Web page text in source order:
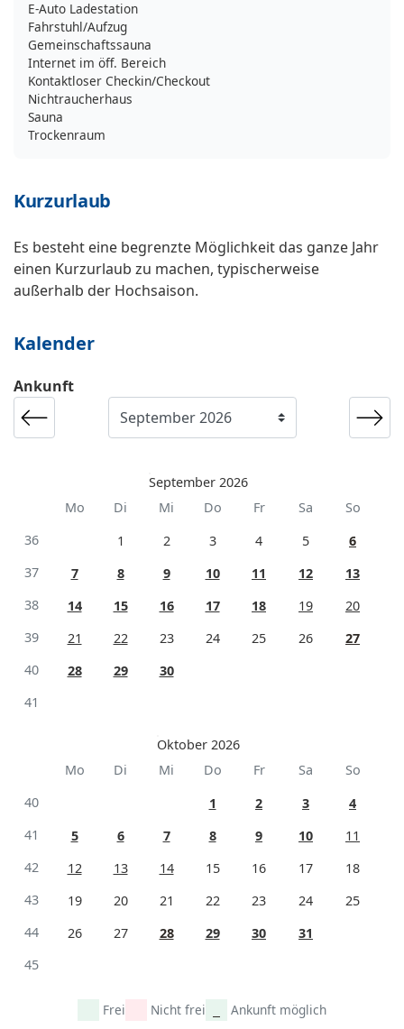
E-Auto Ladestation
Fahrstuhl/Aufzug
Gemeinschaftssauna
Internet im öff. Bereich
Kontaktloser Checkin/Checkout
Nichtraucherhaus
Sauna
Trockenraum
Kurzurlaub
Es besteht eine begrenzte Möglichkeit das ganze Jahr
einen Kurzurlaub zu machen, typischerweise
außerhalb der Hochsaison.
Kalender
Ankunft
September 2026
Mo
Di Mi Do Fr Sa
So
36
1 2 3 4 5
6
37
7 8 9 10 11 12
13
38
14 15 16 17 18 19
20
39
21 22 23 24 25 26
27
40
28 29
30
41
Oktober 2026
Mo
Di Mi Do Fr Sa
So
40
1 2 3
4
41
5 6 7 8 9 10
11
42
12 13 14 15 16 17
18
43
19 20 21 22 23 24
25
44
26 27 28 29 30
31
45
Frei Nicht frei Ankunft möglich